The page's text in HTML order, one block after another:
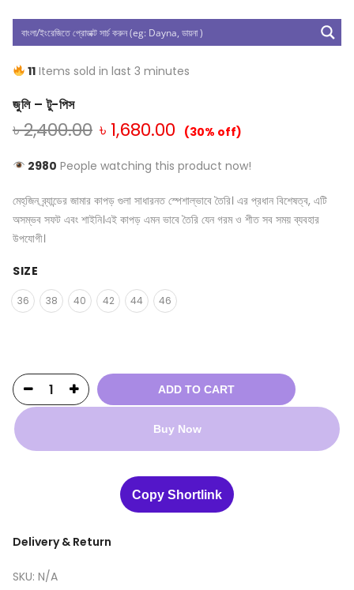
11Items sold in last 3 minutes
জুলি – টু-পিস
৳2,400.00 ৳ 1,680.00 (30% off)
2980 People watching this product now!
মেহ্‌জিন ব্র্যান্ডের জামার কাপড় গুলা সাধারনত স্পেশাল্ভাবে তৈরি। এর প্রধান বিশেষত্ব, এটি
অসম্ভব সফট এবং শাইনি।এই কাপড় এমন ভাবে তৈরি যেন গরম ও শীত সব সময় ব্যবহার
উপযোগী।
SIZE
36 38 40 42 44 46
ADD TO CART
Buy Now
Copy Shortlink
Delivery & Return
SKU: N/A